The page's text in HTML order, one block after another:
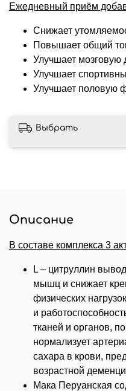
Ежедневный приём
Снижает
Повышает общий
Улучшает мозговую
Улучшает
Улучшает половую
Выбрать
Описание
В составе комплекса 3
L – цитруллин
мышц и снижает
физических
и
тканей и органов,
нормализует
сахара в крови,
возрастной
Мака Перуанская